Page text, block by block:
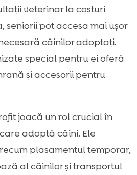
veterinar la costuri
seniorii pot accesa mai ușor
câinilor adoptați.
special pentru ei oferă
și accesorii pentru
joacă un rol crucial în
adoptă câini. Ele
plasamentul temporar,
al câinilor și transportul